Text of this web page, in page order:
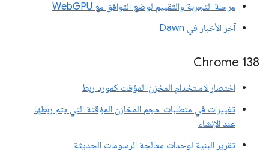
مرحلة التجربة والتقييم لوضع التوافق مع WebGPU
آخر الأخبار في Dawn
Chrome 138
اختصار لاستخدام المخزن المؤقت كمورد ربط
تغييرات في متطلبات حجم المخازن المؤقتة التي يتم ربطها
عند الإنشاء
تقرير البنية لوحدات معالجة الرسومات الحديثة